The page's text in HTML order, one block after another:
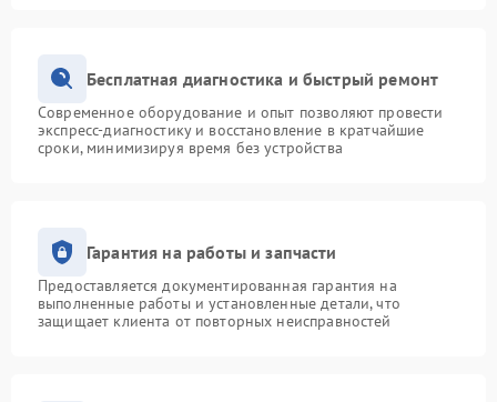
Бесплатная диагностика и быстрый ремонт
Современное оборудование и опыт позволяют провести
экспресс-диагностику и восстановление в кратчайшие
сроки, минимизируя время без устройства
Гарантия на работы и запчасти
Предоставляется документированная гарантия на
выполненные работы и установленные детали, что
защищает клиента от повторных неисправностей